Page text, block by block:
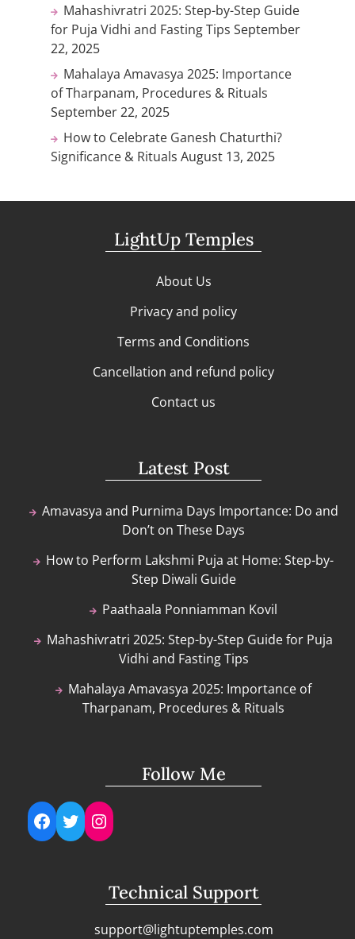
Mahashivratri 2025: Step-by-Step Guide
for Puja Vidhi and Fasting Tips September
22, 2025
Mahalaya Amavasya 2025: Importance
of Tharpanam, Procedures & Rituals
September 22, 2025
How to Celebrate Ganesh Chaturthi?
Significance & Rituals August 13, 2025
LightUp Temples
About Us
Privacy and policy
Terms and Conditions
Cancellation and refund policy
Contact us
Latest Post
Amavasya and Purnima Days Importance: Do and
Don’t on These Days
How to Perform Lakshmi Puja at Home: Step-by-
Step Diwali Guide
Paathaala Ponniamman Kovil
Mahashivratri 2025: Step-by-Step Guide for Puja
Vidhi and Fasting Tips
Mahalaya Amavasya 2025: Importance of
Tharpanam, Procedures & Rituals
Follow Me
Facebook
TwitterInstagram
Technical Support
support@lightuptemples.com